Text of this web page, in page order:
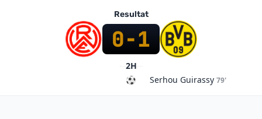
Resultat
0-1
2H
Serhou Guirassy 79'